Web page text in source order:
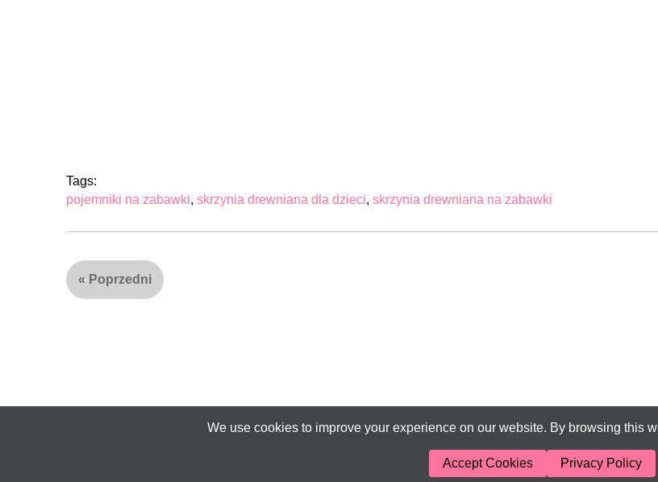
Tags:
pojemniki na zabawki, skrzynia drewniana dla dzieci, skrzynia drewniana na zabawki
« Poprzedni
We use cookies to improve your experience on our website. By browsing this
Accept Cookies Privacy Policy